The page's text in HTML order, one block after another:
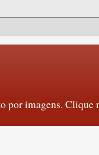
por imagens. Clique